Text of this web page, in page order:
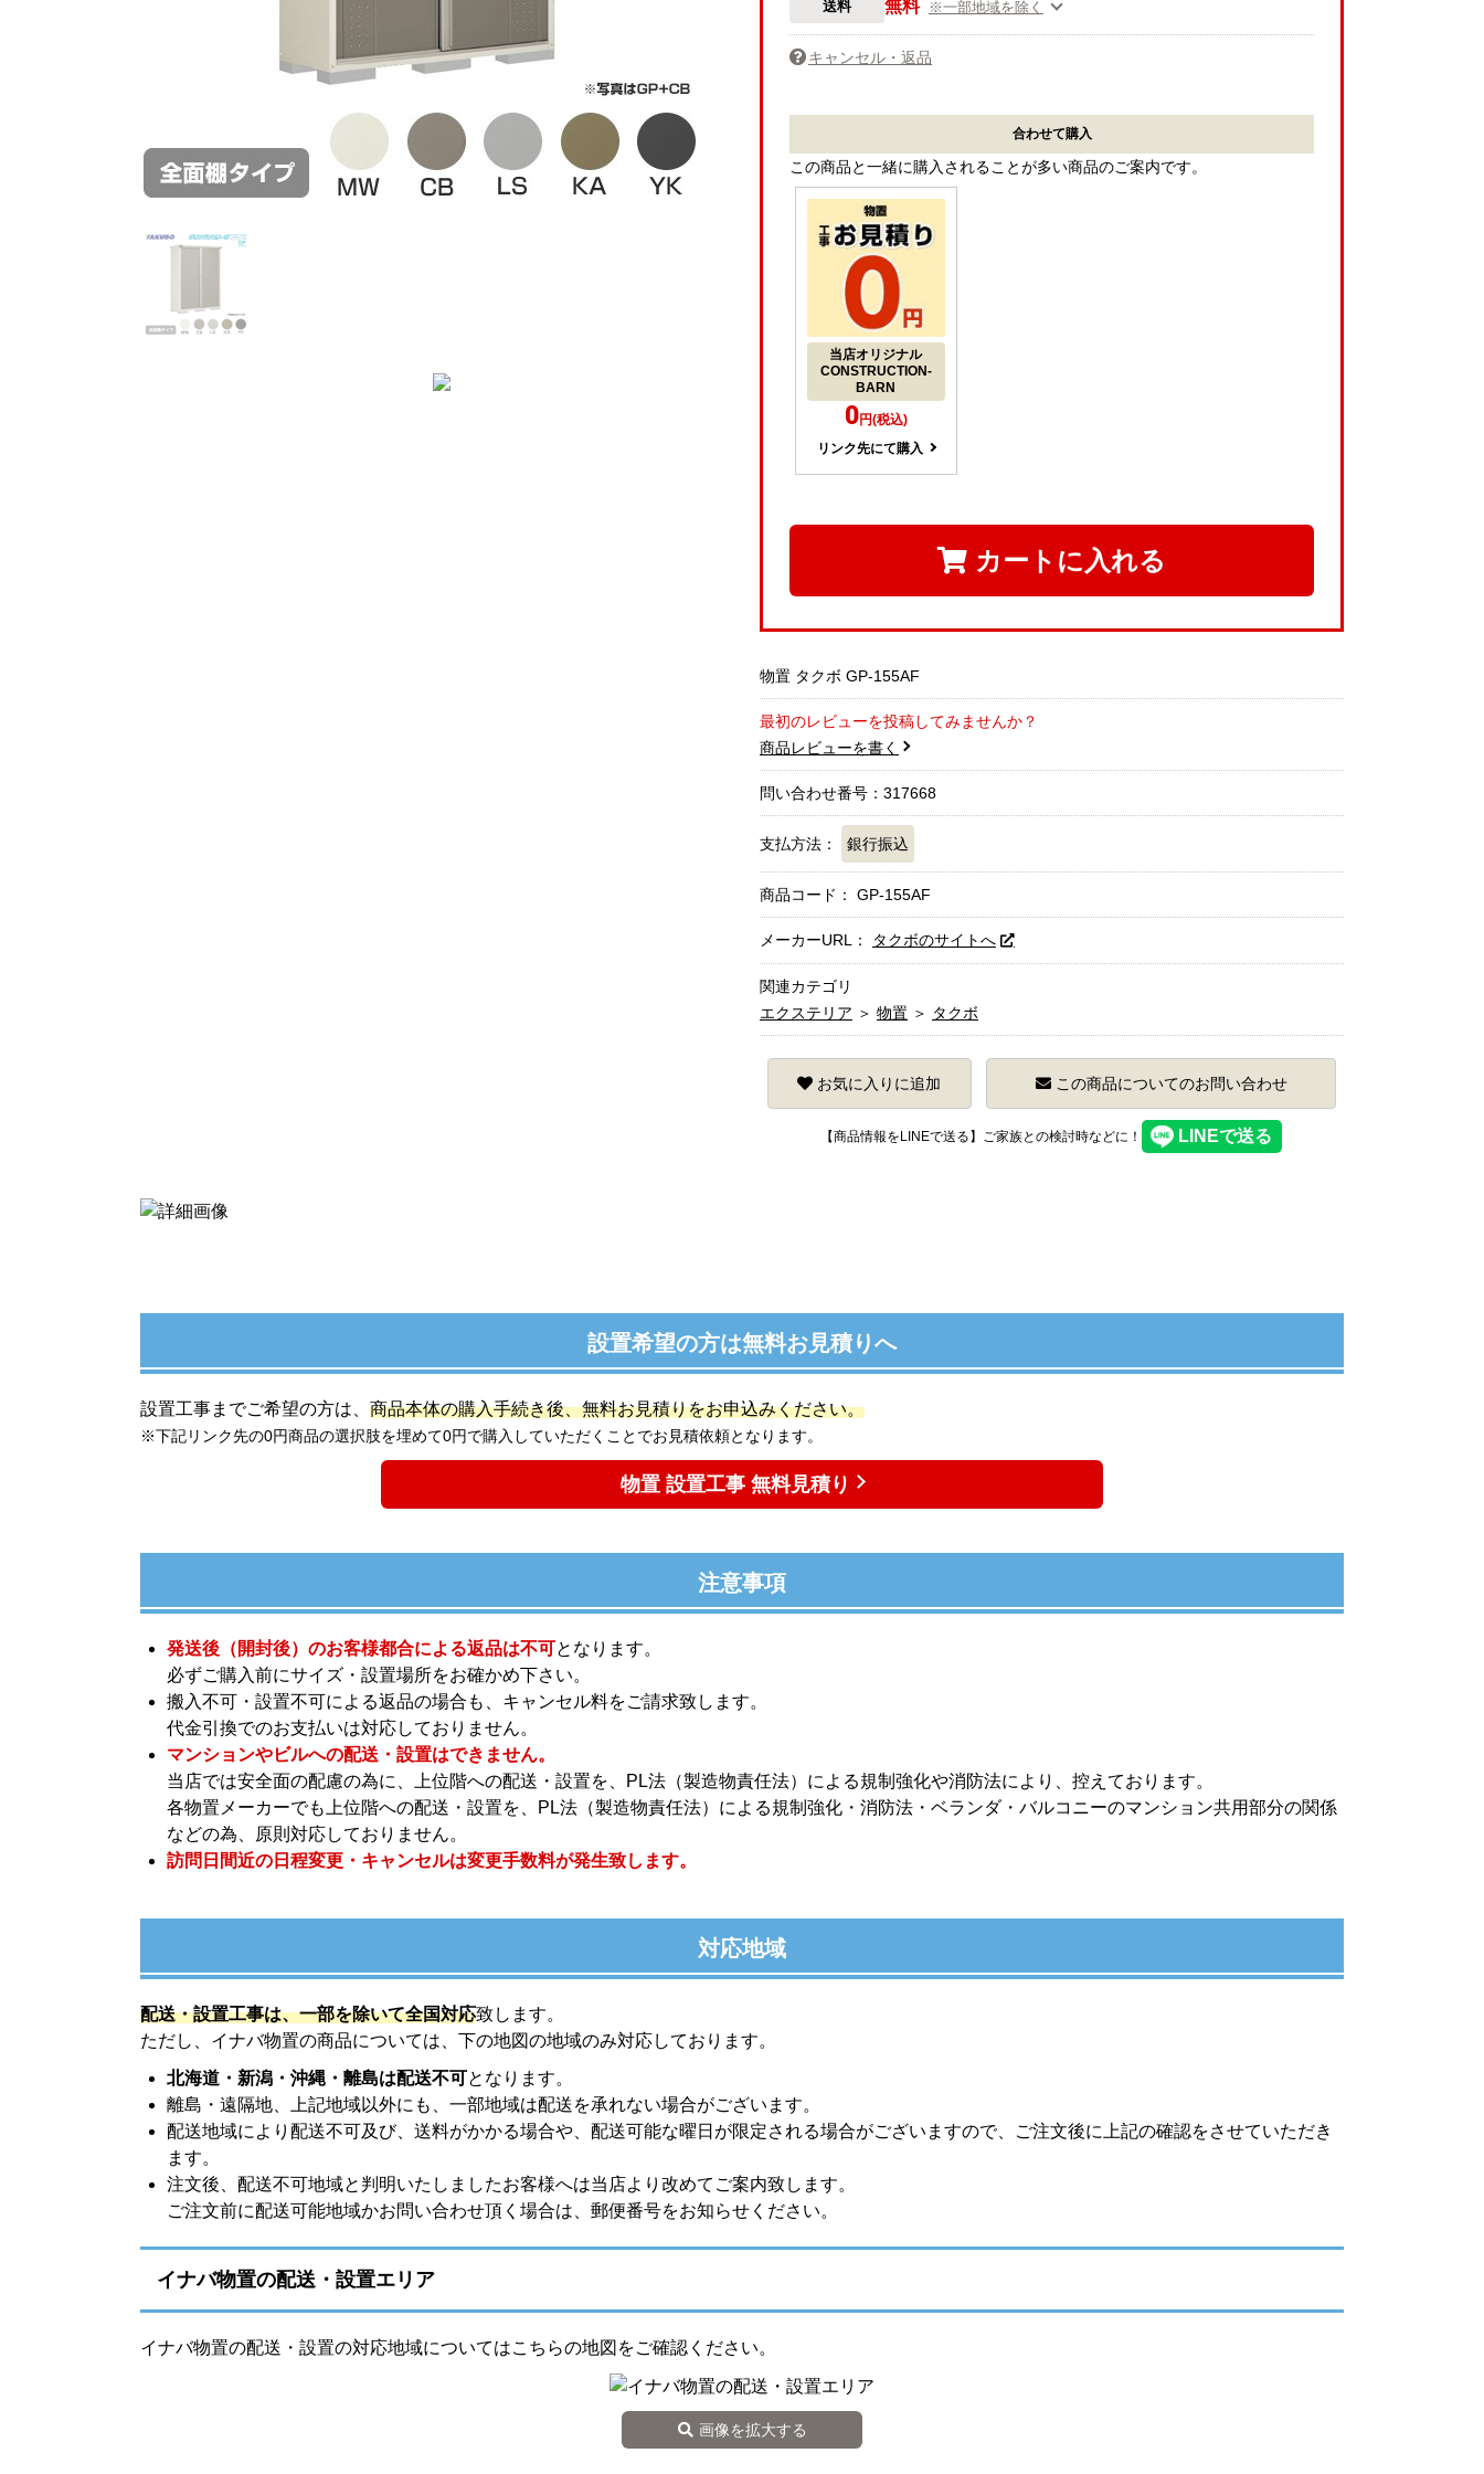
送料 無料 ※一部地域を除く
キャンセル・返品
合わせて購入
この商品と一緒に購入されることが多い商品のご案内です。
当店オリジナル
CONSTRUCTION-
BARN
0円(税込)
リンク先にて購入
カートに入れる
物置 タクボ GP-155AF
最初のレビューを投稿してみませんか？
商品レビューを書く
問い合わせ番号：317668
支払方法： 銀行振込
商品コード： GP-155AF
メーカーURL： タクボのサイトへ
関連カテゴリ
エクステリア ＞ 物置 ＞ タクボ
お気に入りに追加 この商品についてのお問い合わせ
【商品情報をLINEで送る】ご家族との検討時などに！
設置希望の方は無料お見積りへ
設置工事までご希望の方は、 商品本体の購入手続き後、無料お見積りをお申込みください。
※下記リンク先の0円商品の選択肢を埋めて0円で購入していただくことでお見積依頼となります。
物置 設置工事 無料見積り
注意事項
発送後（開封後）のお客様都合による返品は不可となります。
必ずご購入前にサイズ・設置場所をお確かめ下さい。
搬入不可・設置不可による返品の場合も、キャンセル料をご請求致します。
代金引換でのお支払いは対応しておりません。
マンションやビルへの配送・設置はできません。
当店では安全面の配慮の為に、上位階への配送・設置を、PL法（製造物責任法）による規制強化や消防法により、控えております。
各物置メーカーでも上位階への配送・設置を、PL法（製造物責任法）による規制強化・消防法・ベランダ・バルコニーのマンション共用部分の関係
などの為、原則対応しておりません。
訪問日間近の日程変更・キャンセルは変更手数料が発生致します。
対応地域
配送・設置工事は、一部を除いて全国対応致します。
ただし、イナバ物置の商品については、下の地図の地域のみ対応しております。
北海道・新潟・沖縄・離島は配送不可となります。
離島・遠隔地、上記地域以外にも、一部地域は配送を承れない場合がございます。
配送地域により配送不可及び、送料がかかる場合や、配送可能な曜日が限定される場合がございますので、ご注文後に上記の確認をさせていただき
ます。
注文後、配送不可地域と判明いたしましたお客様へは当店より改めてご案内致します。
ご注文前に配送可能地域かお問い合わせ頂く場合は、郵便番号をお知らせください。
イナバ物置の配送・設置エリア
イナバ物置の配送・設置の対応地域についてはこちらの地図をご確認ください。
画像を拡大する